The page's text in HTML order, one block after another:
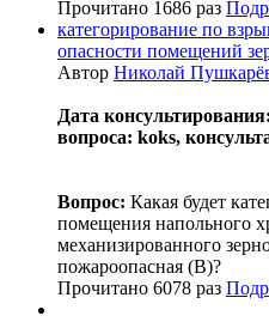
Прочитано 1686 раз
категорирование по
опасности помещений
Автор Николай
Дата
вопроса: koks,
Вопрос: Какая будет
помещения напольного
механизированного
пожароопасная (В)?
Прочитано 6078 раз